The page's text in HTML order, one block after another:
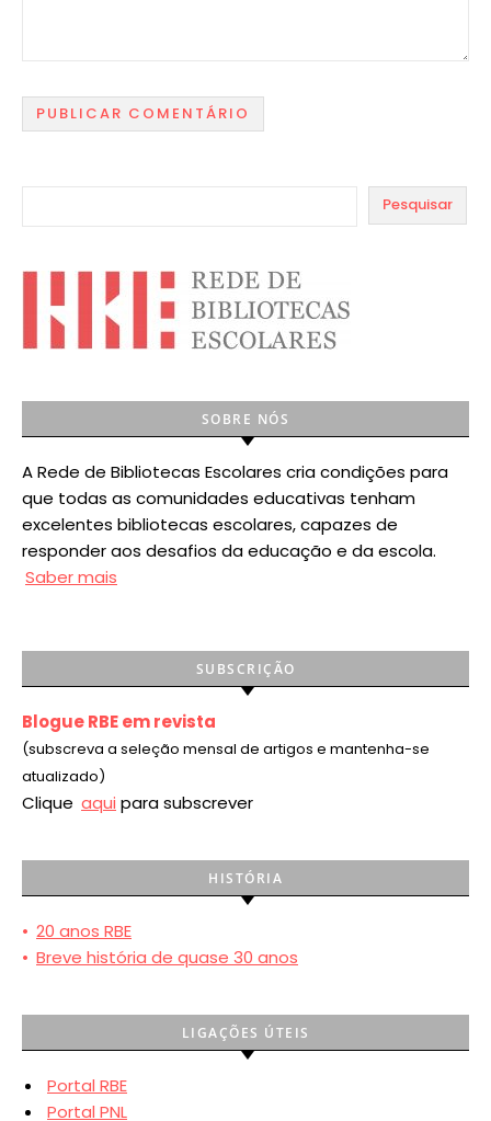
Pesquisar
SOBRE NÓS
A Rede de Bibliotecas Escolares cria condições para
que todas as comunidades educativas tenham
excelentes bibliotecas escolares, capazes de
responder aos desafios da educação e da escola.
Saber mais
SUBSCRIÇÃO
Blogue RBE em revista
(subscreva a seleção mensal de artigos e mantenha-se
atualizado)
Clique aqui para subscrever
HISTÓRIA
• 20 anos RBE
• Breve história de quase 30 anos
LIGAÇÕES ÚTEIS
Portal RBE
Portal PNL